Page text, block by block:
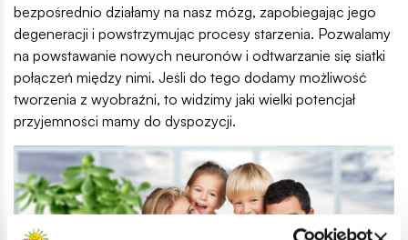
bezpośrednio działamy na nasz mózg, zapobiegając jego
degeneracji i powstrzymując procesy starzenia. Pozwalamy
na powstawanie nowych neuronów i odtwarzanie się siatki
połączeń między nimi. Jeśli do tego dodamy możliwość
tworzenia z wyobraźni, to widzimy jaki wielki potencjał
przyjemności mamy do dyspozycji.